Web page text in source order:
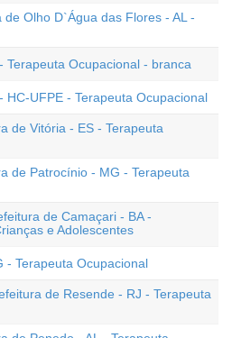
Olho D`Água das Flores - AL -
Terapeuta Ocupacional - branca
HC-UFPE - Terapeuta Ocupacional
de Vitória - ES - Terapeuta
de Patrocínio - MG - Terapeuta
de Camaçari - BA -
e Adolescentes
- Terapeuta Ocupacional
de Resende - RJ - Terapeuta